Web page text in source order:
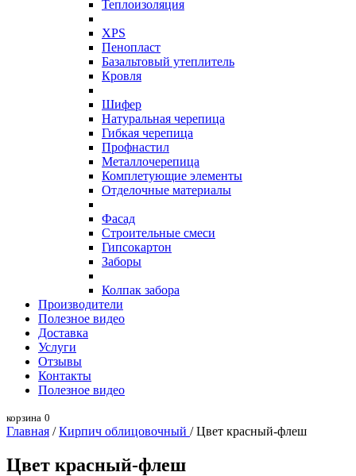
Теплоизоляция
XPS
Пенопласт
Базальтовый утеплитель
Кровля
Шифер
Натуральная черепица
Гибкая черепица
Профнастил
Металлочерепица
Комплетующие элементы
Отделочные материалы
Фасад
Строительные смеси
Гипсокартон
Заборы
Колпак забора
Производители
Полезное видео
Доставка
Услуги
Отзывы
Контакты
Полезное видео
корзина 0
Главная /Кирпич облицовочный / Цвет красный-флеш
Цвет красный-флеш